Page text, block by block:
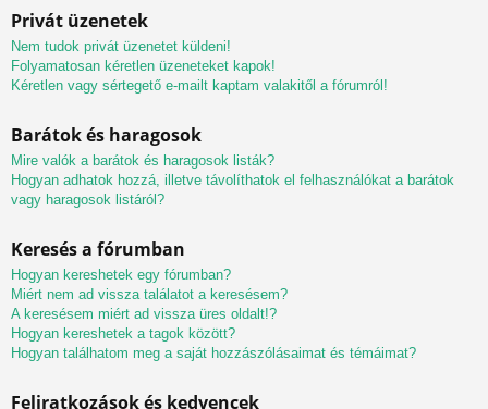
Privát üzenetek
Nem tudok privát üzenetet küldeni!
Folyamatosan kéretlen üzeneteket kapok!
Kéretlen vagy sértegető e-mailt kaptam valakitől a fórumról!
Barátok és haragosok
Mire valók a barátok és haragosok listák?
Hogyan adhatok hozzá, illetve távolíthatok el felhasználókat a barátok
vagy haragosok listáról?
Keresés a fórumban
Hogyan kereshetek egy fórumban?
Miért nem ad vissza találatot a keresésem?
A keresésem miért ad vissza üres oldalt!?
Hogyan kereshetek a tagok között?
Hogyan találhatom meg a saját hozzászólásaimat és témáimat?
Feliratkozások és kedvencek